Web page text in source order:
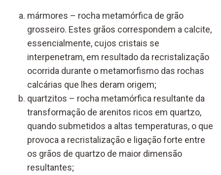
mármores – rocha metamórfica de grão
grosseiro. Estes grãos correspondem a calcite,
essencialmente, cujos cristais se
interpenetram, em resultado da recristalização
ocorrida durante o metamorfismo das rochas
calcárias que lhes deram origem;
quartzitos – rocha metamórfica resultante da
transformação de arenitos ricos em quartzo,
quando submetidos a altas temperaturas, o que
provoca a recristalização e ligação forte entre
os grãos de quartzo de maior dimensão
resultantes;